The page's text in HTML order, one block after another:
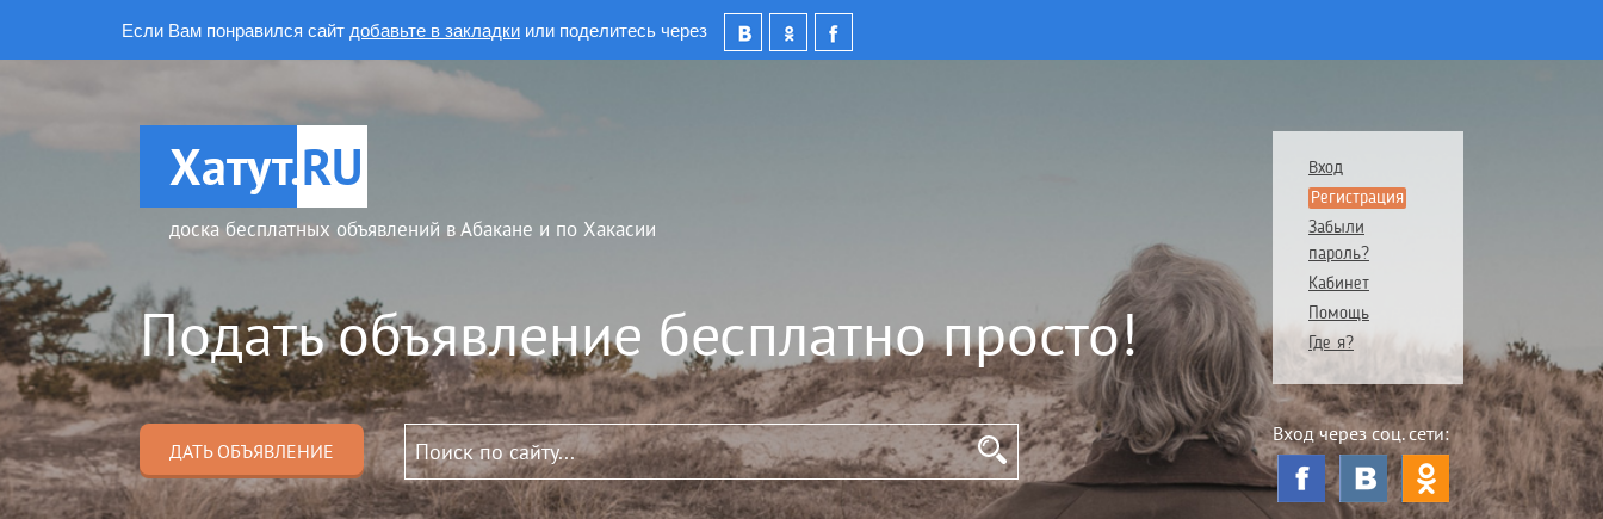
Если Вам понравился сайт добавьте в закладки или поделитесь через
Хатут.RU
доска бесплатных объявлений в Абакане и по Хакасии
Подать объявление бесплатно просто!
ДАТЬ ОБЪЯВЛЕНИЕ
Вход
Регистрация
Забыли
пароль?
Кабинет
Помощь
Где я?
Вход через соц. сети: